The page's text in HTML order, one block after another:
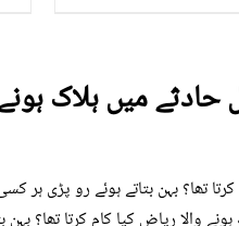
حادثے میں ہلاک
تھا؟ بہن بتاتے ہوئے رو پڑی ہر
والا ریاض کیا کام کرتا تھا؟